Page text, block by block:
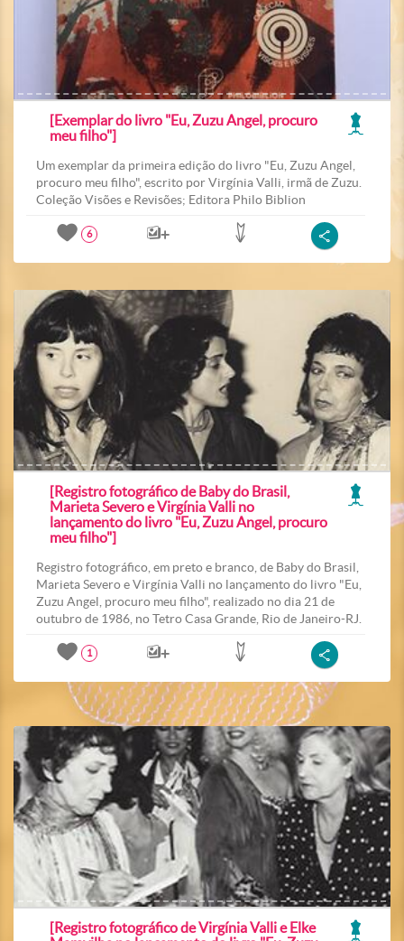
[Exemplar do livro "Eu, Zuzu Angel, procuro
meu filho"]
Um exemplar da primeira edição do livro "Eu, Zuzu Angel,
procuro meu filho", escrito por Virgínia Valli, irmã de Zuzu.
Coleção Visões e Revisões; Editora Philo Biblion
6
[Registro fotográfico de Baby do Brasil,
Marieta Severo e Virgínia Valli no
lançamento do livro "Eu, Zuzu Angel, procuro
meu filho"]
Registro fotográfico, em preto e branco, de Baby do Brasil,
Marieta Severo e Virgínia Valli no lançamento do livro "Eu,
Zuzu Angel, procuro meu filho", realizado no dia 21 de
outubro de 1986, no Tetro Casa Grande, Rio de Janeiro-RJ.
1
[Registro fotográfico de Virgínia Valli e Elke